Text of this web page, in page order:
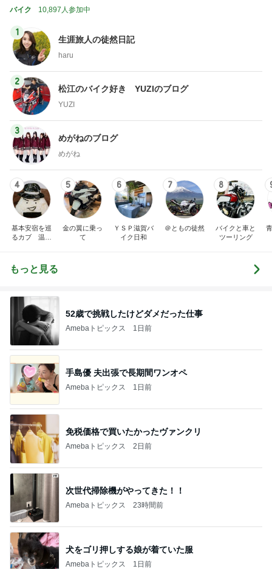
バイク 10,897人参加中
1
生涯旅人の徒然日記
haru
2
松江のバイク好き YUZIのブログ
YUZI
3
めがねのブログ
めがね
4
基本安宿を巡
るカブ 温泉
5
金の翼に乗っ
て
6
ＹＳＰ滋賀バ
イク日和
7
＠ともの徒然
8
バイクと車と
ツーリング
青
もっと見る
52歳で挑戦したけどダメだった仕事
Amebaトピックス 1日前
手島優 夫出張で長期間ワンオペ
Amebaトピックス 1日前
免税価格で買いたかったヴァンクリ
Amebaトピックス 2日前
次世代掃除機がやってきた！！
Amebaトピックス 23時間前
犬をゴリ押しする娘が着ていた服
Amebaトピックス 1日前